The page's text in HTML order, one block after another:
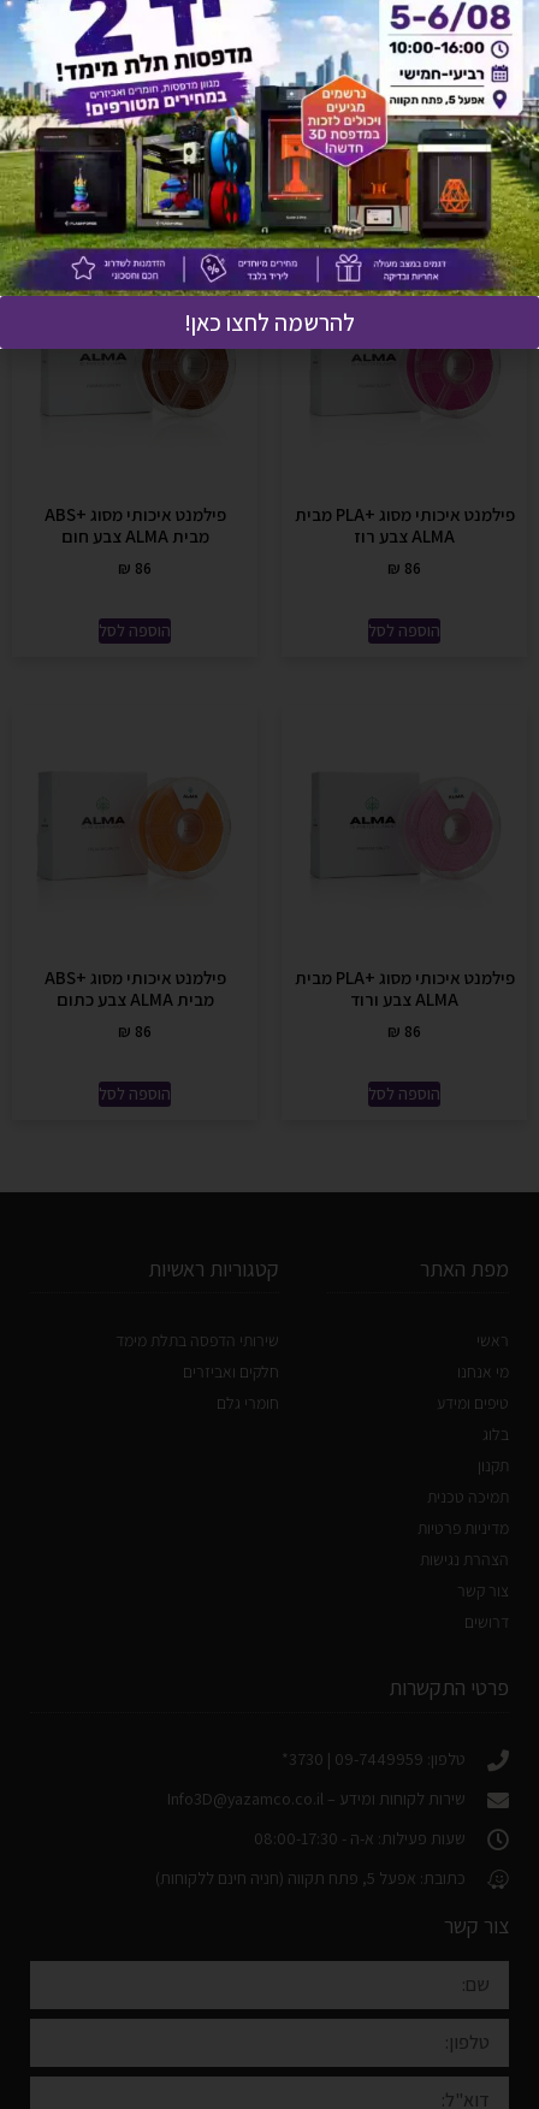
אולי יעניין אותך גם
פילמנט איכותי מסוג +PLA מבית
ALMA צבע רוז
₪ 86
הוספה לסל
פילמנט איכותי מסוג +ABS
מבית ALMA צבע חום
₪ 86
הוספה לסל
פילמנט איכותי מסוג +PLA מבית
ALMA צבע ורוד
₪ 86
הוספה לסל
פילמנט איכותי מסוג +ABS
מבית ALMA צבע כתום
₪ 86
הוספה לסל
מפת האתר
ראשי
מי אנחנו
טיפים ומידע
בלוג
תקנון
תמיכה טכנית
מדיניות פרטיות
הצהרת נגישות
צור קשר
דרושים
קטגוריות ראשיות
שירותי הדפסה בתלת מימד
חלקים ואביזרים
חומרי גלם
פרטי התקשרות
טלפון: 09-7449959 | 3730*
שירות לקוחות ומידע – Info3D@yazamco.co.il
שעות פעילות: א-ה - 08:00-17:30
כתובת: אפעל 5, פתח תקווה (חניה חינם ללקוחות)
צור קשר
להרשמה לחצו כאן!